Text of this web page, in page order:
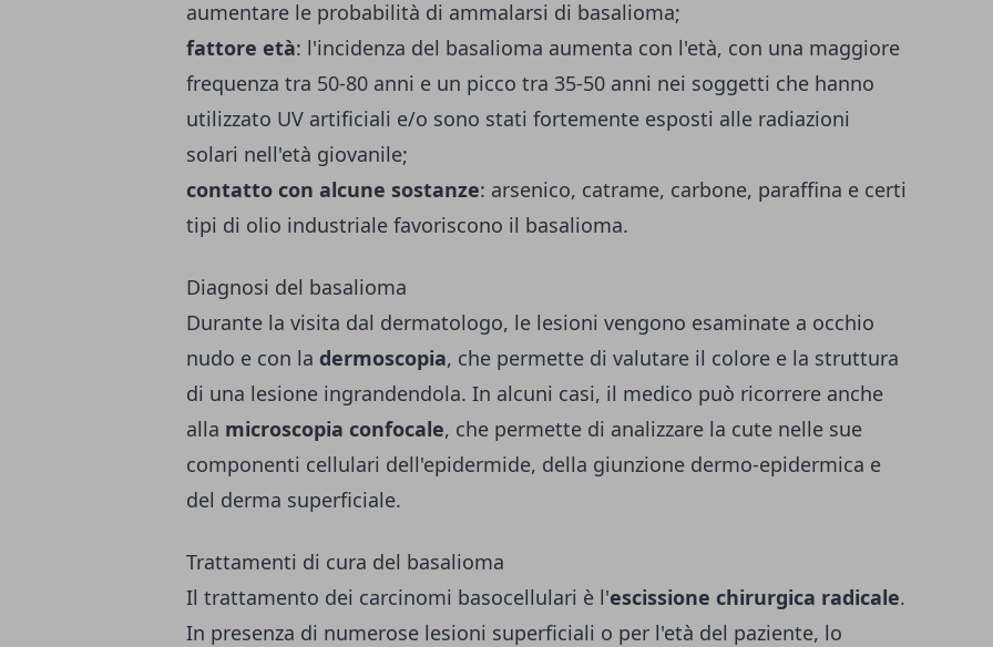
aumentare le probabilità di ammalarsi di basalioma;
fattore età: l'incidenza del basalioma aumenta con l'età, con una maggiore
frequenza tra 50-80 anni e un picco tra 35-50 anni nei soggetti che hanno
utilizzato UV artificiali e/o sono stati fortemente esposti alle radiazioni
solari nell'età giovanile;
contatto con alcune sostanze: arsenico, catrame, carbone, paraffina e certi
tipi di olio industriale favoriscono il basalioma.
Diagnosi del basalioma
Durante la visita dal dermatologo, le lesioni vengono esaminate a occhio
nudo e con la dermoscopia, che permette di valutare il colore e la struttura
di una lesione ingrandendola. In alcuni casi, il medico può ricorrere anche
alla microscopia confocale, che permette di analizzare la cute nelle sue
componenti cellulari dell'epidermide, della giunzione dermo-epidermica e
del derma superficiale.
Trattamenti di cura del basalioma
Il trattamento dei carcinomi basocellulari è l'escissione chirurgica radicale.
In presenza di numerose lesioni superficiali o per l'età del paziente, lo